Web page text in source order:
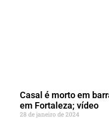
Casal é morto em
em Fortaleza; vídeo
28 de janeiro de 2024